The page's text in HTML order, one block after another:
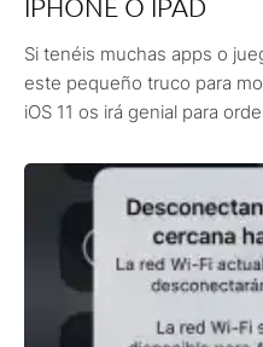
Si tenéis muchas apps o
este pequeño truco para
iOS 11 os irá genial para